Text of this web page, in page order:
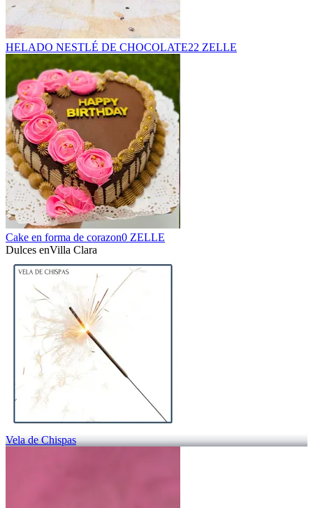
HELADO NESTLÉ DE CHOCOLATE22 ZELLE
Cake en forma de corazon0 ZELLE
Dulces enVilla Clara
Vela de Chispas